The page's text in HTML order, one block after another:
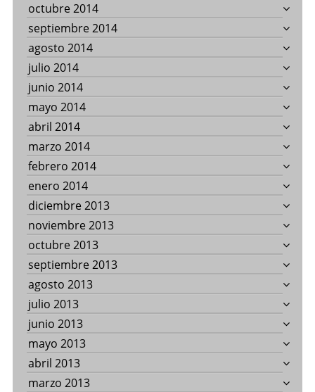
octubre 2014
septiembre 2014
agosto 2014
julio 2014
junio 2014
mayo 2014
abril 2014
marzo 2014
febrero 2014
enero 2014
diciembre 2013
noviembre 2013
octubre 2013
septiembre 2013
agosto 2013
julio 2013
junio 2013
mayo 2013
abril 2013
marzo 2013